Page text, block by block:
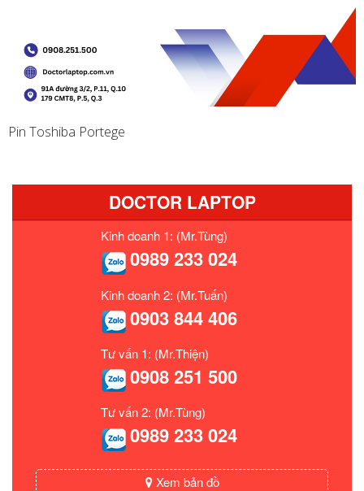
Pin Toshiba Portege
DOCTOR LAPTOP
Kinh doanh 1: (Mr.Tùng)
0989 233 024
Kinh doanh 2: (Mr.Tuấn)
0903 844 406
Tư vấn 1: (Mr.Thiện)
0908 251 500
Tư vấn 2: (Mr.Tùng)
0989 233 024
Xem bản đồ